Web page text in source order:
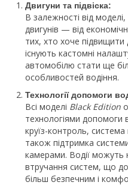
Двигуни та підвіска:
В залежності від
двигунів — від
тих, хто хоче підвищити
існують кастомні
автомобілю стати ще
особливостей водіння.
Технології допомоги
Всі моделі Black Edition
технологіями допомоги
круїз-контроль,
також підтримка
камерами. Водії можуть
втручання систем, що
більш безпечним і